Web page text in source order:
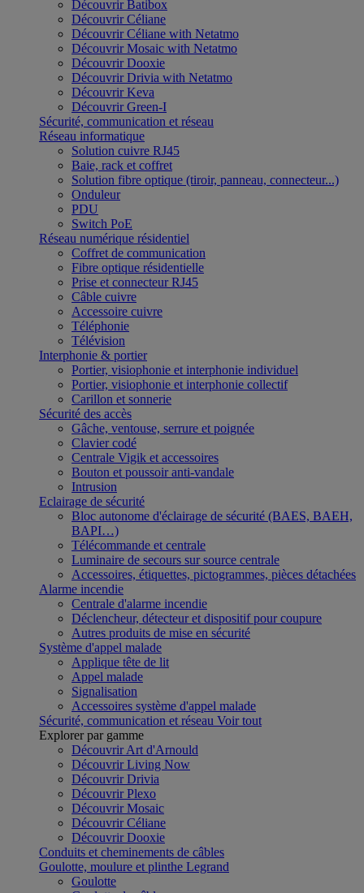
Découvrir Batibox
Découvrir Céliane
Découvrir Céliane with Netatmo
Découvrir Mosaic with Netatmo
Découvrir Dooxie
Découvrir Drivia with Netatmo
Découvrir Keva
Découvrir Green-I
Sécurité, communication et réseau
Réseau informatique
Solution cuivre RJ45
Baie, rack et coffret
Solution fibre optique (tiroir, panneau, connecteur...)
Onduleur
PDU
Switch PoE
Réseau numérique résidentiel
Coffret de communication
Fibre optique résidentielle
Prise et connecteur RJ45
Câble cuivre
Accessoire cuivre
Téléphonie
Télévision
Interphonie & portier
Portier, visiophonie et interphonie individuel
Portier, visiophonie et interphonie collectif
Carillon et sonnerie
Sécurité des accès
Gâche, ventouse, serrure et poignée
Clavier codé
Centrale Vigik et accessoires
Bouton et poussoir anti-vandale
Intrusion
Eclairage de sécurité
Bloc autonome d'éclairage de sécurité (BAES, BAEH,
BAPI…)
Télécommande et centrale
Luminaire de secours sur source centrale
Accessoires, étiquettes, pictogrammes, pièces détachées
Alarme incendie
Centrale d'alarme incendie
Déclencheur, détecteur et dispositif pour coupure
Autres produits de mise en sécurité
Système d'appel malade
Applique tête de lit
Appel malade
Signalisation
Accessoires système d'appel malade
Sécurité, communication et réseau Voir tout
Explorer par gamme
Découvrir Art d'Arnould
Découvrir Living Now
Découvrir Drivia
Découvrir Plexo
Découvrir Mosaic
Découvrir Céliane
Découvrir Dooxie
Conduits et cheminements de câbles
Goulotte, moulure et plinthe Legrand
Goulotte